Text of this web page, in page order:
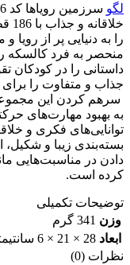
لگو
را به دنیایی پر از
منحصر به فرد کالسکه
داستانی را در کودکان
جذاب و متفاوت را
سرهم کردن این
به بهبود مهارت‌های
توانایی‌های فکری و
بسته‌بندی زیبا و شکیل،
دادن در مناسبت‌هایی
کرده است.
توضیحات تکمیلی
وزن 341 گرم
ابعاد 28 × 21 × 6 سانتیمتر
نظرات (0)